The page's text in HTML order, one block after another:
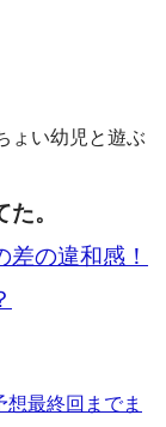
ょい幼児と遊ぶ
。
の違和感！
最終回までま